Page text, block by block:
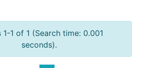
1-1 of 1 (Search time: 0.001
seconds).